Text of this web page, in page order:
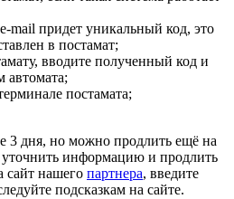
mail придет уникальный код, это
в постамат;
вводите полученный код и
автомата;
постамата;
3 дня, но можно продлить ещё на
информацию и продлить
сайт нашего партнера, введите
подсказкам на сайте.